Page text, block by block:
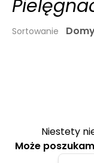
Sortowanie
Niestety
Może